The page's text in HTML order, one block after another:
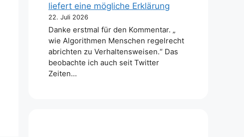
liefert eine mögliche Erklärung
22. Juli 2026
Danke erstmal für den Kommentar. „
wie Algorithmen Menschen regelrecht
abrichten zu Verhaltensweisen.“ Das
beobachte ich auch seit Twitter
Zeiten…